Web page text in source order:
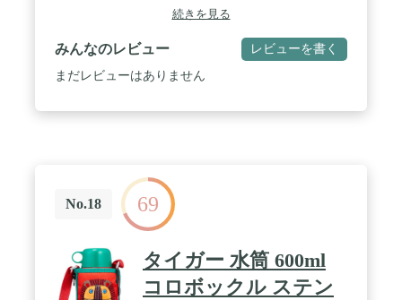
【洗剤不要】洗剤を使用する場合でもごく少量で汚
れが落とせるため、経済的です。 / 【サイズ】巾5×
全長32cm(直径(口径)4cm以上に対応)、【重量】
33g、【日本製】 / 【材質】柄/ポリプロピレン、毛/
ポリエステル、ジョイントパーツ/ポリプロピレン、
続きを見る
みんなのレビュー レビューを書く
まだレビューはありません
No.18 69
タイガー 水筒 600ml
コロボックル ステン